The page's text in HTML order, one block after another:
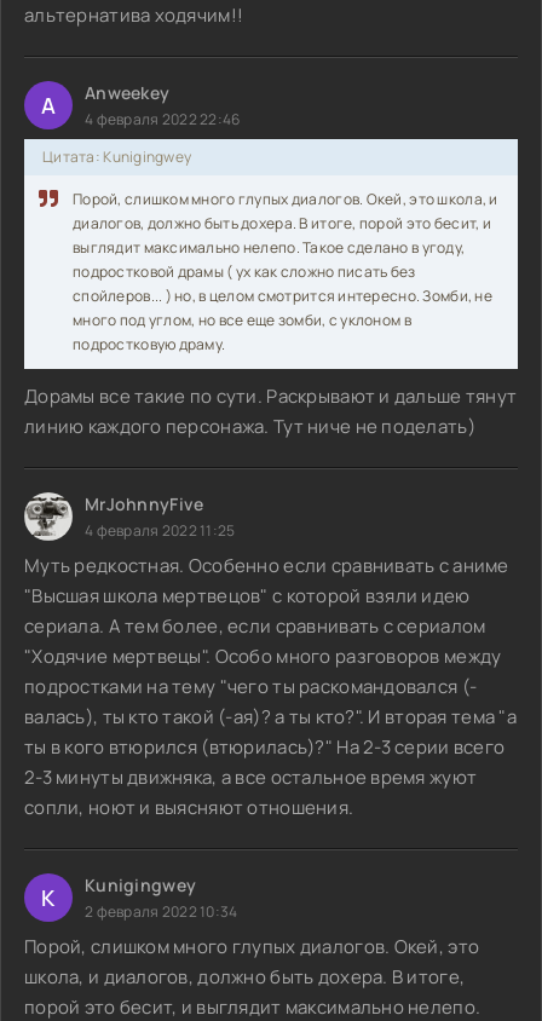
альтернатива ходячим!!
A Anweekey
4 февраля 2022 22:46
Цитата: Kunigingwey
Порой, слишком много глупых диалогов. Окей, это школа, и
диалогов, должно быть дохера. В итоге, порой это бесит, и
выглядит максимально нелепо. Такое сделано в угоду,
подростковой драмы ( ух как сложно писать без
спойлеров... ) но, в целом смотрится интересно. Зомби, не
много под углом, но все еще зомби, с уклоном в
подростковую драму.
Дорамы все такие по сути. Раскрывают и дальше тянут
линию каждого персонажа. Тут ниче не поделать)
MrJohnnyFive
4 февраля 2022 11:25
Муть редкостная. Особенно если сравнивать с аниме
"Высшая школа мертвецов" с которой взяли идею
сериала. А тем более, если сравнивать с сериалом
"Ходячие мертвецы". Особо много разговоров между
подростками на тему "чего ты раскомандовался (-
валась), ты кто такой (-ая)? а ты кто?". И вторая тема "а
ты в кого втюрился (втюрилась)?" На 2-3 серии всего
2-3 минуты движняка, а все остальное время жуют
сопли, ноют и выясняют отношения.
K Kunigingwey
2 февраля 2022 10:34
Порой, слишком много глупых диалогов. Окей, это
школа, и диалогов, должно быть дохера. В итоге,
порой это бесит, и выглядит максимально нелепо.